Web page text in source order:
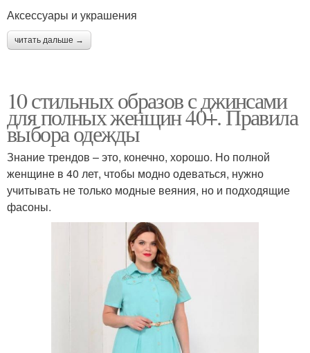
Аксессуары и украшения
читать дальше →
10 стильных образов с джинсами
для полных женщин 40+. Правила
выбора одежды
Знание трендов – это, конечно, хорошо. Но полной
женщине в 40 лет, чтобы модно одеваться, нужно
учитывать не только модные веяния, но и подходящие
фасоны.